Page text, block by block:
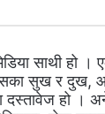
साथी हो
सुख र
दस्तावेज हो ।